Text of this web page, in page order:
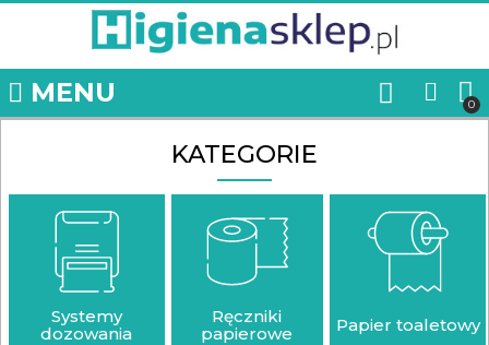
MENU
KATEGORIE
Papier toaletowy
Ręczniki
papierowe
Systemy
dozowania